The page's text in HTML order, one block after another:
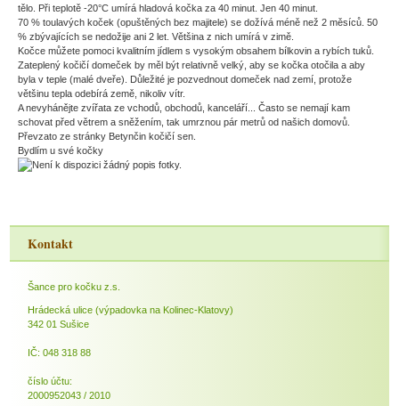
tělo. Při teplotě -20°C umírá hladová kočka za 40 minut. Jen 40 minut.
70 % toulavých koček (opuštěných bez majitele) se dožívá méně než 2 měsíců. 50
% zbývajících se nedožije ani 2 let. Většina z nich umírá v zimě.
Kočce můžete pomoci kvalitním jídlem s vysokým obsahem bílkovin a rybích tuků.
Zateplený kočičí domeček by měl být relativně velký, aby se kočka otočila a aby
byla v teple (malé dveře). Důležité je pozvednout domeček nad zemí, protože
většinu tepla odebírá země, nikoliv vítr.
A nevyhánějte zvířata ze vchodů, obchodů, kanceláří... Často se nemají kam
schovat před větrem a sněžením, tak umrznou pár metrů od našich domovů.
Převzato ze stránky Betynčin kočičí sen.
Bydlím u své kočky
Kontakt
Šance pro kočku z.s.
Hrádecká ulice (výpadovka na Kolinec-Klatovy)
342 01 Sušice
IČ: 048 318 88
číslo účtu:
2000952043 / 2010